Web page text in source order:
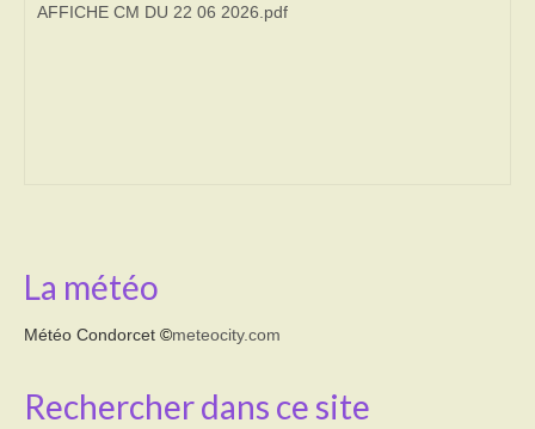
L’école
LE BRULAGE DES VEGETAUX
AFFICHE CM DU 22 06 2026.pdf
La météo
Météo Condorcet ©meteocity.com
Rechercher dans ce site